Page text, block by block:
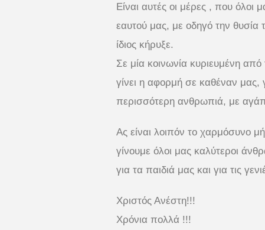
Είναι αυτές οι μέρες , που όλοι
εαυτού μας, με οδηγό την
ίδιος κήρυξε.
Σε μία κοινωνία κυριευμένη
γίνει η αφορμή σε καθέναν μας,
περισσότερη ανθρωπιά, με
Ας είναι λοιπόν το χαρμόσυνο
γίνουμε όλοι μας καλύτεροι
για τα παιδιά μας και για τις
Χριστός Ανέστη!!!
Χρόνια πολλά !!!